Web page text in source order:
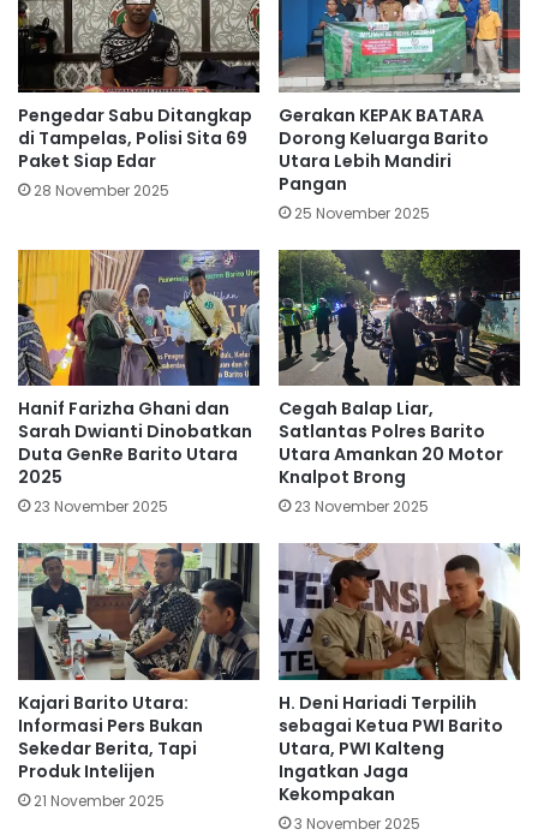
Pengedar Sabu Ditangkap
di Tampelas, Polisi Sita 69
Paket Siap Edar
28 November 2025
Gerakan KEPAK BATARA
Dorong Keluarga Barito
Utara Lebih Mandiri
Pangan
25 November 2025
Hanif Farizha Ghani dan
Sarah Dwianti Dinobatkan
Duta GenRe Barito Utara
2025
23 November 2025
Cegah Balap Liar,
Satlantas Polres Barito
Utara Amankan 20 Motor
Knalpot Brong
23 November 2025
Kajari Barito Utara:
Informasi Pers Bukan
Sekedar Berita, Tapi
Produk Intelijen
21 November 2025
H. Deni Hariadi Terpilih
sebagai Ketua PWI Barito
Utara, PWI Kalteng
Ingatkan Jaga
Kekompakan
3 November 2025